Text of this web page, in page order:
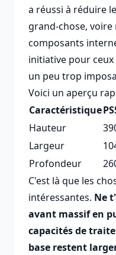
a réussi à réduire
grand-chose,
composants
initiative pour
un peu trop
Voici un aperçu
Caractéristique
Hauteur
Largeur
Profondeur
C'est là que les
intéressantes. Ne
avant massif en
capacités de
base restent